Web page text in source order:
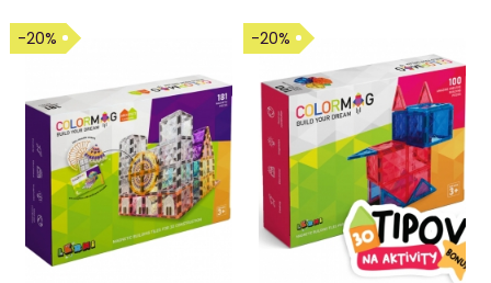
-20% -20%